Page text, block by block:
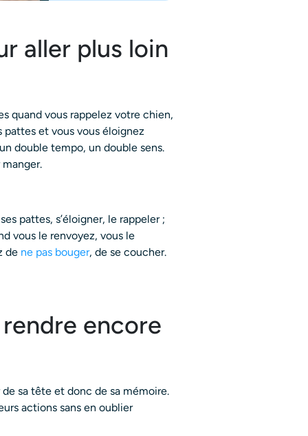
aller plus loin
quand vous rappelez votre chien,
pattes et vous vous éloignez
double tempo, un double sens.
pattes, s’éloigner, le rappeler ;
vous le renvoyez, vous le
de ne pas bouger, de se coucher.
encore
sa tête et donc de sa mémoire.
actions sans en oublier